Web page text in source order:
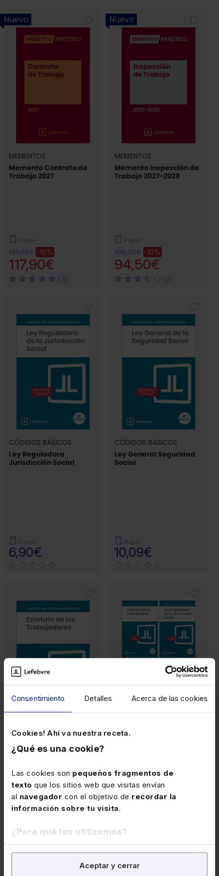
Consentimiento Detalles Acerca de las cookies
Cookies! Ahí va nuestra receta.
¿Qué es una cookie?
Las cookies son pequeños fragmentos de
texto que los sitios web que visitas envían
al navegador con el objetivo de recordar la
información sobre tu visita.
¿Para qué las utilizamos?
En Lefebvre utilizamos las cookies confines
para tratar demejorar tu experiencia
Aceptar y cerrar
Nuevo
MEMENTOS
Memento Contrato de
Trabajo 2027
Papel
131,00€ -10%
117,90€
Nuevo
MEMENTOS
Memento Inspección de
Trabajo 2027-2028
Papel
105,00€ -10%
94,50€
CÓDIGOS BÁSICOS
Ley Reguladora
Jurisdicción Social
Papel
6,90€
CÓDIGOS BÁSICOS
Ley General Seguridad
Social
Papel
10,09€
CÓDIGOS BÁSICOS
Trabajadores
Papel
6,90€
PACKS
Papel
19,57€